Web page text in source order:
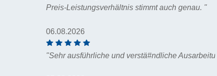
Preis-Leistungsverhältnis stimmt auch genau. "
"Sehr ausführliche und verstä#ndliche Ausarbeitung. Danke"